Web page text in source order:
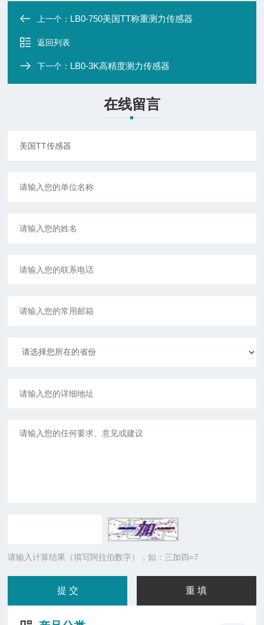
上一个： LB0-750美国TT称重测力传感器
返回列表
下一个： LB0-3K高精度测力传感器
在线留言
请输入计算结果（填写阿拉伯数字），如：三加四=7